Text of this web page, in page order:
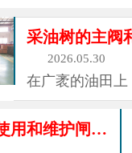
杆的润滑状态
动作...
地面管线破裂、
井口着火、或者
力异常升高。在
，采油树上的安
2026.05.30
在广袤的油田
采油厂，在海
边，总能看到一
和仪表组成的
如何正确的使用和维护闸阀？